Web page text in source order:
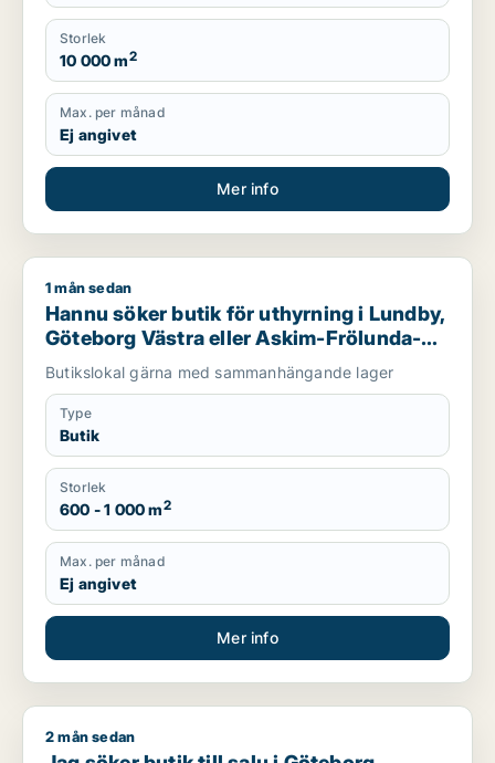
Storlek
10 000 m2
Max. per månad
Ej angivet
Mer info
Hannu söker butik för uthyrning i Lundby, Göteborg Västra
1 mån sedan
Hannu söker butik för uthyrning i Lundby,
Göteborg Västra eller Askim-Frölunda-
Högsbo m.fl.
Butikslokal gärna med sammanhängande lager
Type
Butik
Storlek
600 - 1 000 m2
Max. per månad
Ej angivet
Mer info
Jag söker butik till salu i Göteborg
2 mån sedan